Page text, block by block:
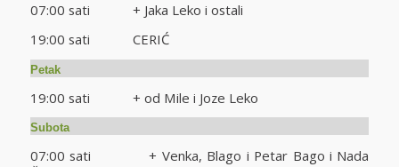
07:00 sati + Jaka Leko i ostali
19:00 sati CERIĆ
Petak
19:00 sati + od Mile i Joze Leko
Subota
07:00 sati + Venka, Blago i Petar Bago i Nada